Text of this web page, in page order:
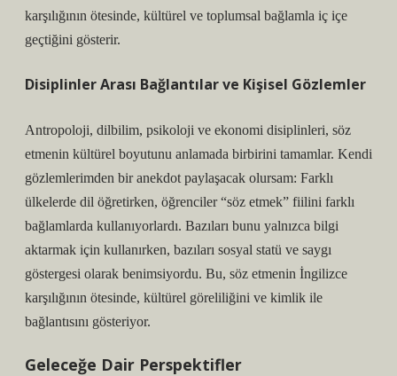
karşılığının ötesinde, kültürel ve toplumsal bağlamla iç içe
geçtiğini gösterir.
Disiplinler Arası Bağlantılar ve Kişisel Gözlemler
Antropoloji, dilbilim, psikoloji ve ekonomi disiplinleri, söz
etmenin kültürel boyutunu anlamada birbirini tamamlar. Kendi
gözlemlerimden bir anekdot paylaşacak olursam: Farklı
ülkelerde dil öğretirken, öğrenciler “söz etmek” fiilini farklı
bağlamlarda kullanıyorlardı. Bazıları bunu yalnızca bilgi
aktarmak için kullanırken, bazıları sosyal statü ve saygı
göstergesi olarak benimsiyordu. Bu, söz etmenin İngilizce
karşılığının ötesinde, kültürel göreliliğini ve kimlik ile
bağlantısını gösteriyor.
Geleceğe Dair Perspektifler